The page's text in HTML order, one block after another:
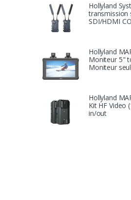
Hollyland
transmission
SDI/HDMI
Hollyland
Moniteur 5"
Moniteur seul
Hollyland
Kit HF Video
in/out